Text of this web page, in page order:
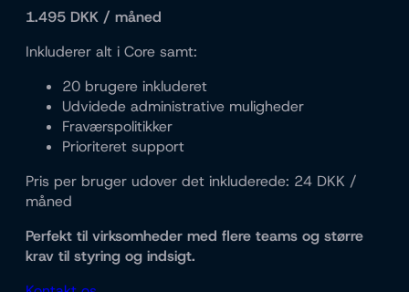
1.495 DKK / måned
Inkluderer alt i Core samt:
20 brugere inkluderet
Udvidede administrative muligheder
Fraværspolitikker
Prioriteret support
Pris per bruger udover det inkluderede: 24 DKK /
måned
Perfekt til virksomheder med flere teams og større
krav til styring og indsigt.